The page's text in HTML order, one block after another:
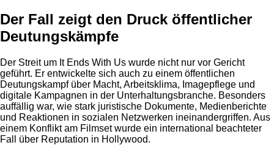
Der Fall zeigt den Druck öffentlicher
Deutungskämpfe
Der Streit um It Ends With Us wurde nicht nur vor Gericht
geführt. Er entwickelte sich auch zu einem öffentlichen
Deutungskampf über Macht, Arbeitsklima, Imagepflege und
digitale Kampagnen in der Unterhaltungsbranche. Besonders
auffällig war, wie stark juristische Dokumente, Medienberichte
und Reaktionen in sozialen Netzwerken ineinandergriffen. Aus
einem Konflikt am Filmset wurde ein international beachteter
Fall über Reputation in Hollywood.